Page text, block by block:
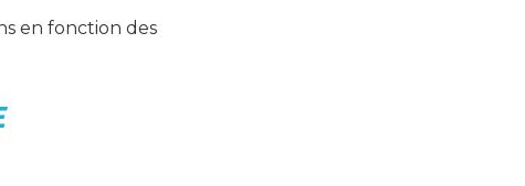
en fonction des